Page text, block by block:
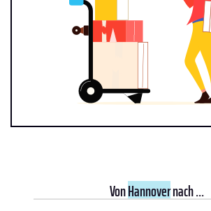
VonHannovernach ...